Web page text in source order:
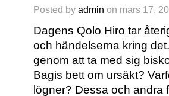
Posted by admin on mars 17,
Dagens Qolo Hiro tar
och händelserna kring
genom att ta med sig
Bagis bett om ursäkt?
lögner? Dessa och andra